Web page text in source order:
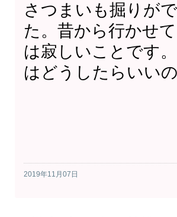
さつまいも掘りが
た。昔から行かせ
は寂しいことです
はどうしたらいい
2019年11月07日